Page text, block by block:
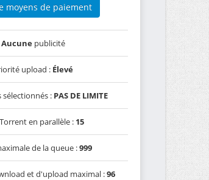
moyens de paiement
Aucunepublicité
upload : Élevé
sélectionnés : PAS DE LIMITE
en parallèle : 15
de la queue :999
et d'upload maximal :96